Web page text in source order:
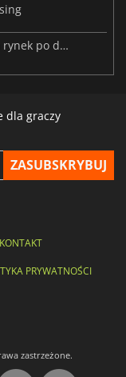
Forsaken Realms: Vahrin’s Call trafia na rynek po dziesięciu latach prac
dla graczy
KONTAKT
PRYWATNOŚCI
zastrzeżone.